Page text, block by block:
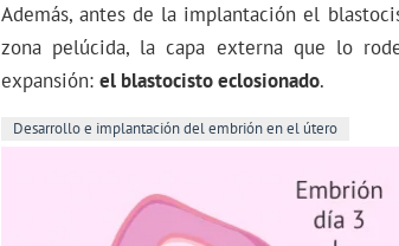
Además, antes de la implantación el
zona pelúcida, la capa externa que lo
expansión: el blastocisto eclosionado.
Desarrollo e implantación del embrión en el útero